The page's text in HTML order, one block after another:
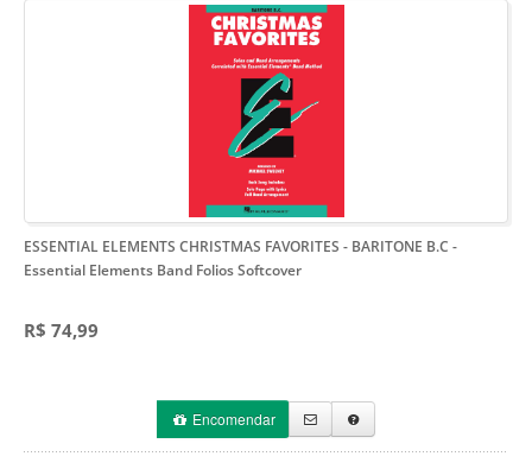
ESSENTIAL ELEMENTS CHRISTMAS FAVORITES - BARITONE B.C -
Essential Elements Band Folios Softcover
R$ 74,99
Encomendar